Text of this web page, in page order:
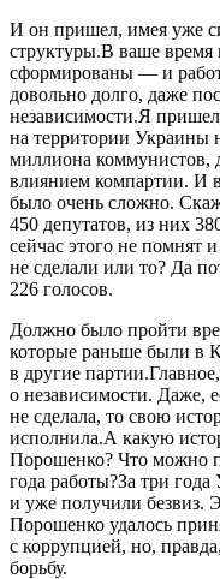
И он пришел, имея уже
структуры.В ваше время
сформированы — и
довольно долго, даже
независимости.Я
на территории Украины
миллиона коммунистов,
влиянием компартии. И в
было очень сложно.
450 депутатов, из них
сейчас этого не
не сделали или то? Да
226 голосов.
Должно было пройти
которые раньше были
в другие
о независимости. Даже,
не сделала, то свою
исполнила.А какую
Порошенко? Что можно
года работы?За три
и уже получили
Порошенко удалось
с коррупцией, но,
борьбу.